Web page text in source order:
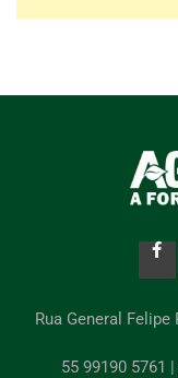
Rua General
55 99190 5761